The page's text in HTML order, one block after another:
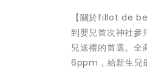
【關於fillot de
到嬰兒首次神社參
兒送禮的首選。全
6ppm，給新生兒